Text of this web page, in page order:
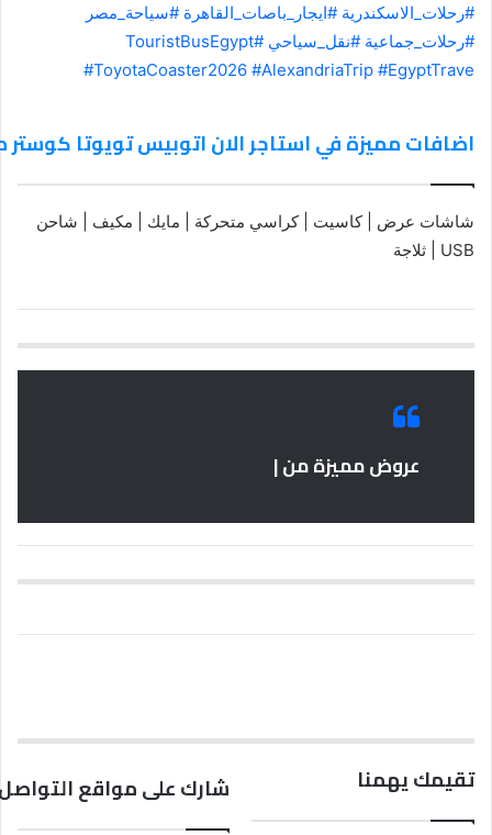
#رحلات_الاسكندرية #ايجار_باصات_القاهرة #سياحة_مصر
#رحلات_جماعية #نقل_سياحي #TouristBusEgypt
#ToyotaCoaster2026 #AlexandriaTrip #EgyptTrave
اضافات مميزة في استاجر الان اتوبيس تويوتا
شاشات عرض | كاسيت | كراسي متحركة | مايك | مكيف | شاحن
USB | ثلاجة
عروض مميزة من |
تقيمك يهمنا شارك على مواقع